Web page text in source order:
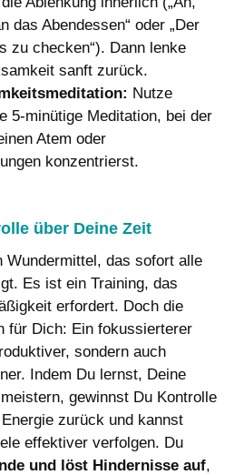
das Abendessen“ oder „Der
zu checken“). Dann lenke
sanft zurück.
Nutze
5-minütige Meditation, bei der
Atem oder
konzentrierst.
über Deine Zeit
das sofort alle
Es ist ein Training, das
erfordert. Doch die
für Dich: Ein fokussierterer
sondern auch
Indem Du lernst, Deine
gewinnst Du Kontrolle
zurück und kannst
effektiver verfolgen. Du
und löst Hindernisse auf,